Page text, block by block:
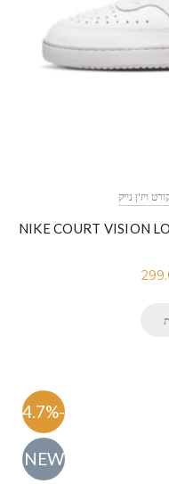
NIKE COURT VISION
-54.7%
NEW